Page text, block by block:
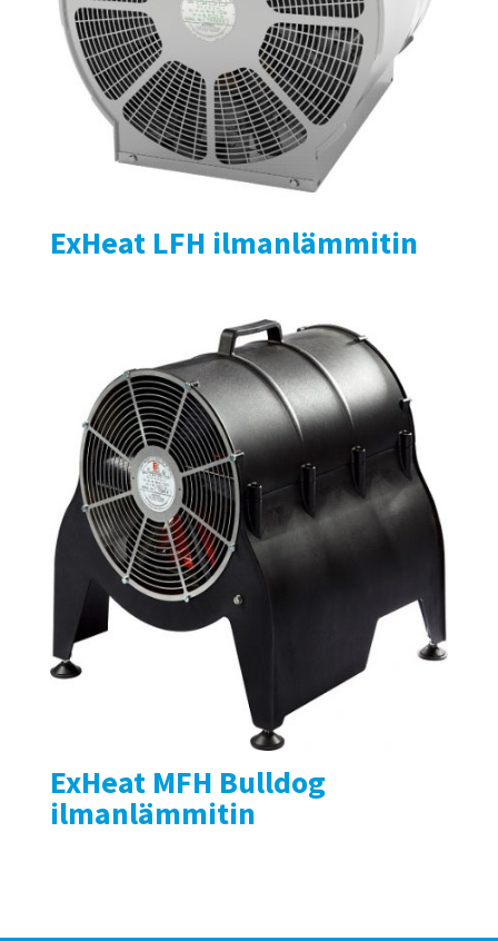
ExHeat LFH ilmanlämmitin
ExHeat MFH Bulldog
ilmanlämmitin